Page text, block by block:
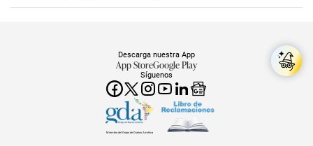
Síguenos
Descarga nuestra App
App StoreGoogle Play
Miembro del Grupo de Diarios América